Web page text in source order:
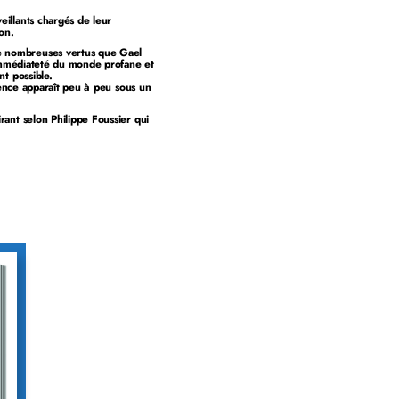
chargés de leur
vertus que Gael
du monde profane et
possible.
apparaît peu à peu sous un
selon Philippe Foussier qui